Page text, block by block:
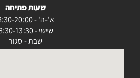
שעות פתיחה
א'-ה' - 8:30-20:00
שישי - 8:30-13:30
שבת - סגור